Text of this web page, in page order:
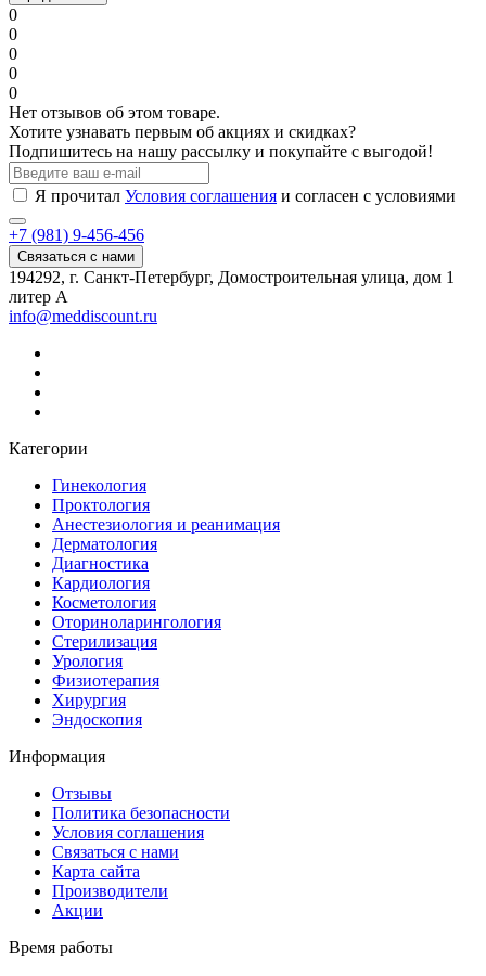
0
0
0
0
0
Нет отзывов об этом товаре.
Хотите узнавать первым об акциях и скидках?
Подпишитесь на нашу рассылку и покупайте с выгодой!
Я прочитал Условия соглашения и согласен с условиями
+7 (981) 9-456-456
Связаться с нами
194292, г. Санкт-Петербург, Домостроительная улица, дом 1
литер А
info@meddiscount.ru
Категории
Гинекология
Проктология
Анестезиология и реанимация
Дерматология
Диагностика
Кардиология
Косметология
Оториноларингология
Стерилизация
Урология
Физиотерапия
Хирургия
Эндоскопия
Информация
Отзывы
Политика безопасности
Условия соглашения
Связаться с нами
Карта сайта
Производители
Акции
Время работы